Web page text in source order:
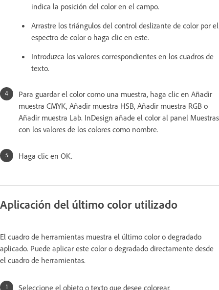
indica la posición del color en el campo.
Arrastre los triángulos del control deslizante de color por el
espectro de color o haga clic en este.
Introduzca los valores correspondientes en los cuadros de
texto.
Para guardar el color como una muestra, haga clic en Añadir
muestra CMYK, Añadir muestra HSB, Añadir muestra RGB o
Añadir muestra Lab. InDesign añade el color al panel Muestras
con los valores de los colores como nombre.
Haga clic en OK.
Aplicación del último color utilizado
El cuadro de herramientas muestra el último color o degradado
aplicado. Puede aplicar este color o degradado directamente desde
el cuadro de herramientas.
Seleccione el objeto o texto que desee colorear.